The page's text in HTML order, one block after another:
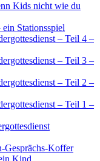
Kids nicht wie du
Stationsspiel
– Teil 4 –
– Teil 3 –
– Teil 2 –
– Teil 1 –
Gesprächs-Koffer